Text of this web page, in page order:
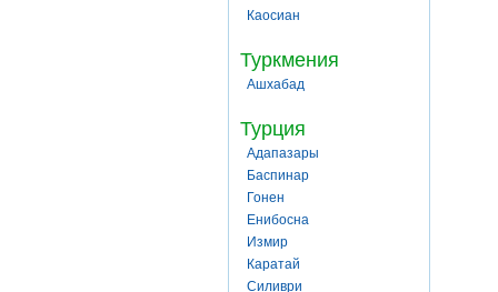
Каосиан
Туркмения
Ашхабад
Турция
Адапазары
Баспинар
Гонен
Енибосна
Измир
Каратай
Силиври